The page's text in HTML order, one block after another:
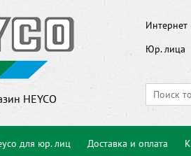
HEYCO
Интернет
Юр. лица
для юр. лиц Доставка и оплата